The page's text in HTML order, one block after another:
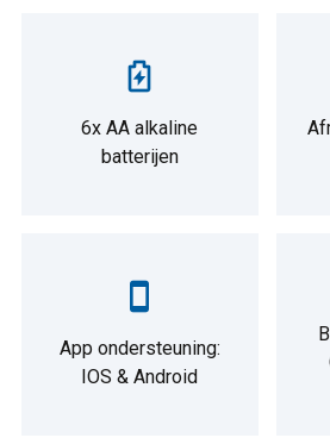
6x AA alkaline
batterijen
App ondersteuning:
IOS & Android